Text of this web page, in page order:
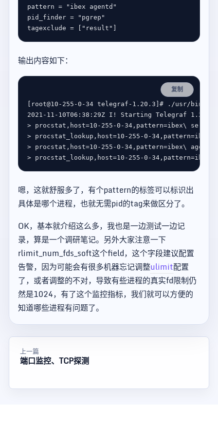
pattern =
"ibex agentd"
pid_finder =
"pgrep"
tagexclude = [ "result"
输出内容如下：
复制
root@10-255-0-34 telegraf-1.20.3 # ./usr/bin/
> procstat,host=10-255-0-34,pattern=ibex\
> procstat_lookup,host=10-255-0-34,pattern=ibex
> procstat,host=10-255-0-34,pattern=ibex\
> procstat_lookup,host=10-255-0-34,pattern=ibex
嗯，这就舒服多了，有个pattern的标签可以标识出
具体是哪个进程，也就无需pid的tag来做区分了。
OK，基本就介绍这么多，我也是一边测试一边记
录，算是一个调研笔记。另外大家注意一下
rlimit_num_fds_soft这个field，这个字段建议配置
告警，因为可能会有很多机器忘记调整ulimit配置
了，或者调整的不对，导致有些进程的真实fd限制仍
然是1024，有了这个监控指标，我们就可以方便的
知道哪些进程有问题了。
上一篇
端口监控、TCP探测